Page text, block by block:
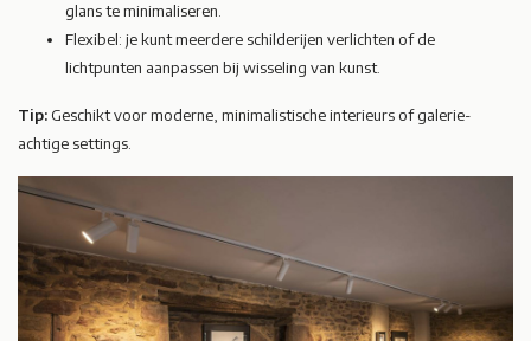
glans te minimaliseren.
Flexibel: je kunt meerdere schilderijen verlichten of de
lichtpunten aanpassen bij wisseling van kunst.
Tip: Geschikt voor moderne, minimalistische interieurs of galerie-
achtige settings.